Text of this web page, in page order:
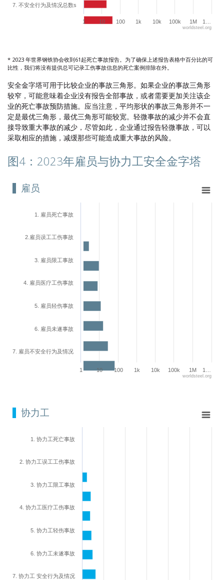
7. 不安全行为及情况总数s
1 10 100 1k 10k 100k 1M 1…
worldsteel.org
* 2023 年世界钢铁协会收到61起死亡事故报告。为了确保上述报告表格中百分比的可
比性，我们将没有提供总可记录工伤事故信息的死亡案例排除在外。
安全金字塔可用于比较企业的事故三角形。如果企业的事故三角形
较窄，可能意味着企业没有报告全部事故，或者需要更加关注该企
业的死亡事故预防措施。应当注意，平均形状的事故三角形并不一
定是最优三角形，最优三角形可能较宽。轻微事故的减少并不会直
接导致重大事故的减少，尽管如此，企业通过报告轻微事故，可以
采取相应的措施，减缓那些可能造成重大事故的风险。
图4：2023年雇员与协力工安全金字塔
雇员
View as data table, 雇员
The chart has 1 Y axis displaying values. Range: 0 to 7.
1. 雇员死亡事故
2.雇员误工工伤事故
3. 雇员限工事故
4. 雇员医疗工伤事故
5. 雇员轻伤事故
6. 雇员未遂事故
7. 雇员不安全行为及情况
1 10 100 1k 10k 100k 1M 1…
worldsteel.org
雇员
协力工
View as data table, 协力工
The chart has 1 Y axis displaying values. Range: 0 to 6.
1. 协力工死亡事故
2. 协力工误工工伤事故
3. 协力工限工事故
4. 协力工医疗工伤事故
5. 协力工轻伤事故
6. 协力工未遂事故
7. 协力工 安全行为及情况
协力工